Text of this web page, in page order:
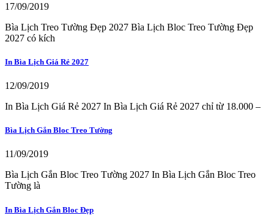
17/09/2019
Bìa Lịch Treo Tường Đẹp 2027 Bìa Lịch Bloc Treo Tường Đẹp
2027 có kích
In Bìa Lịch Giá Rẻ 2027
12/09/2019
In Bìa Lịch Giá Rẻ 2027 In Bìa Lịch Giá Rẻ 2027 chỉ từ 18.000 –
Bìa Lịch Gắn Bloc Treo Tường
11/09/2019
Bìa Lịch Gắn Bloc Treo Tường 2027 In Bìa Lịch Gắn Bloc Treo
Tường là
In Bìa Lịch Gắn Bloc Đẹp